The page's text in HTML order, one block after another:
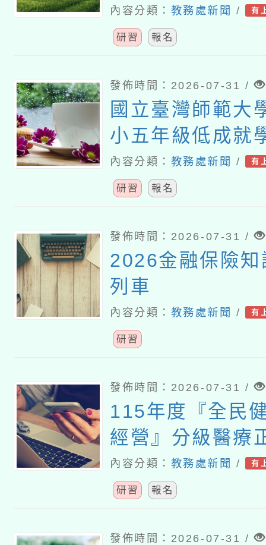
教師教學工作坊
內容分類： 教務處新聞 / 有
研習 報名
發佈時間：2026-07-31 /
國立臺灣師範大
小五年級低成就
難問題與有效教
分享研習」
內容分類： 教務處新聞 / 有
研習 報名
發佈時間：2026-07-31 /
2026金融保險
列車
內容分類： 教務處新聞 / 有
研習
發佈時間：2026-07-31 /
115年度『全民
經營』分級醫療
養導向沉浸式體
師資增能工作坊
內容分類： 教務處新聞 / 有
研習 報名
發佈時間：2026-07-31 /